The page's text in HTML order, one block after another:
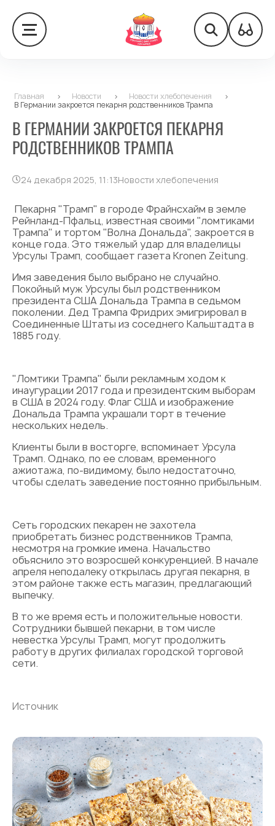
Главная > Новости > Новости хлебопечения
>
В Германии закроется пекарня родственников Трампа
В ГЕРМАНИИ ЗАКРОЕТСЯ ПЕКАРНЯ
РОДСТВЕННИКОВ ТРАМПА
24 декабря 2025, 11:13Новости хлебопечения
Пекарня "Трамп" в городе Фрайнсхайм в земле
Рейнланд-Пфальц, известная своими "ломтиками
Трампа" и тортом "Волна Дональда", закроется в
конце года. Это тяжелый удар для владелицы
Урсулы Трамп, сообщает газета Kronen Zeitung.
Имя заведения было выбрано не случайно.
Покойный муж Урсулы был родственником
президента США Дональда Трампа в седьмом
поколении. Дед Трампа Фридрих эмигрировал в
Соединенные Штаты из соседнего Кальштадта в
1885 году.
"Ломтики Трампа" были рекламным ходом к
инаугурации 2017 года и президентским выборам
в США в 2024 году. Флаг США и изображение
Дональда Трампа украшали торт в течение
нескольких недель.
Клиенты были в восторге, вспоминает Урсула
Трамп. Однако, по ее словам, временного
ажиотажа, по-видимому, было недостаточно,
чтобы сделать заведение постоянно прибыльным.
Сеть городских пекарен не захотела
приобретать бизнес родственников Трампа,
несмотря на громкие имена. Начальство
объяснило это возросшей конкуренцией. В начале
апреля неподалеку открылась другая пекарня, в
этом районе также есть магазин, предлагающий
выпечку.
В то же время есть и положительные новости.
Сотрудники бывшей пекарни, в том числе
невестка Урсулы Трамп, могут продолжить
работу в других филиалах городской торговой
сети.
Источник